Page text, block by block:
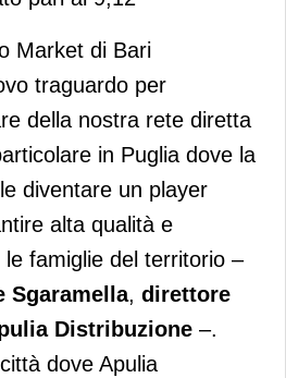
Market di Bari
traguardo per
della nostra rete diretta
in Puglia dove la
diventare un player
alta qualità e
famiglie del territorio –
Sgaramella, direttore
Distribuzione –.
dove Apulia